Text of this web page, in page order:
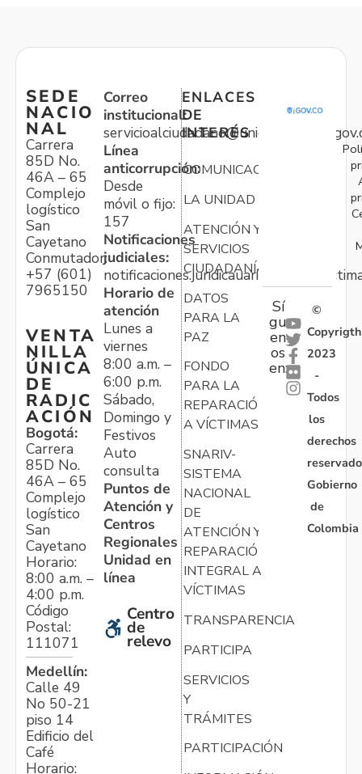
SEDE
NACIO
NAL
Carrera
85D No.
46A – 65
Complejo
logístico
San
Cayetano
Conmutador:
+57 (601)
7965150
VENTA
NILLA
ÚNICA
DE
RADIC
ACIÓN
Bogotá:
Carrera
85D No.
46A – 65
Complejo
logístico
San
Cayetano
Horario:
8:00 a.m. –
4:00 p.m.
Código
Postal:
111071
Medellín:
Calle 49
No 50-21
piso 14
Edificio del
Café
Horario:
Correo
institucional:
Línea
anticorrupción:
Desde
móvil o fijo:
157
Notificaciones
judiciales:
Horario de
atención
Lunes a
viernes
8:00 a.m. –
6:00 p.m.
Sábado,
Domingo y
Festivos
Auto
consulta
Puntos de
Atención y
Centros
Regionales
Unidad en
línea
Centro
de
relevo
ENLACES
DE
INTERÉS
COMUNICACIONES
LA UNIDAD
ATENCIÓN Y
SERVICIOS
CIUDADANÍA
DATOS
PARA LA
PAZ
FONDO
PARA LA
REPARACIÓN
A VÍCTIMAS
SNARIV-
SISTEMA
NACIONAL
DE
ATENCIÓN Y
REPARACIÓN
INTEGRAL A
VÍCTIMAS
TRANSPARENCIA
PARTICIPA
SERVICIOS
Y
TRÁMITES
PARTICIPACIÓN
Sí
gu
en
os
en:
©
Copyrigth
2023
-
Todos
los
derechos
Gobierno
de
Colombia